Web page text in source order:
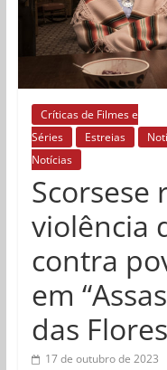
Críticas de Filmes e
Séries
Estreias
Notícias
Scorsese
violência
contra
em
das
17 de outubro de 2023